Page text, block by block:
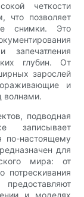
четкости
что позволяет
снимки. Это
глубин. От
зарослей
и
волнами.
подводная
записывает
по-настоящему
для
мира: от
потрескивания